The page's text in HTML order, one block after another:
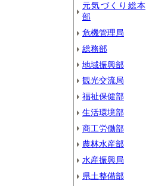
元気づくり総本
部
危機管理局
総務部
地域振興部
観光交流局
福祉保健部
生活環境部
商工労働部
農林水産部
水産振興局
県土整備部